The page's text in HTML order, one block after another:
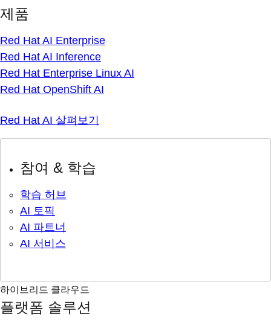
제품
Red Hat AI Enterprise
Red Hat AI Inference
Red Hat Enterprise Linux AI
Red Hat OpenShift AI
Red Hat AI 살펴보기
참여 & 학습
학습 허브
AI 토픽
AI 파트너
AI 서비스
하이브리드 클라우드
플랫폼 솔루션